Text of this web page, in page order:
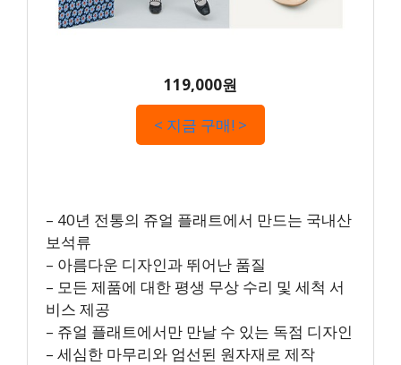
119,000원
< 지금 구매! >
– 40년 전통의 쥬얼 플래트에서 만드는 국내산
보석류
– 아름다운 디자인과 뛰어난 품질
– 모든 제품에 대한 평생 무상 수리 및 세척 서
비스 제공
– 쥬얼 플래트에서만 만날 수 있는 독점 디자인
– 세심한 마무리와 엄선된 원자재로 제작